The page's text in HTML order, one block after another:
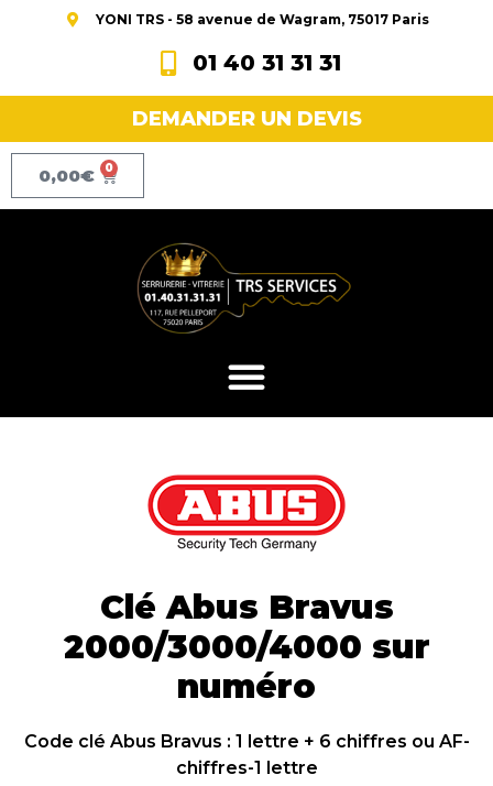
YONI TRS - 58 avenue de Wagram, 75017 Paris
01 40 31 31 31
DEMANDER UN DEVIS
0,00€ 0
Clé Abus Bravus
2000/3000/4000 sur
numéro
Code clé Abus Bravus : 1 lettre + 6 chiffres ou AF-
chiffres-1 lettre